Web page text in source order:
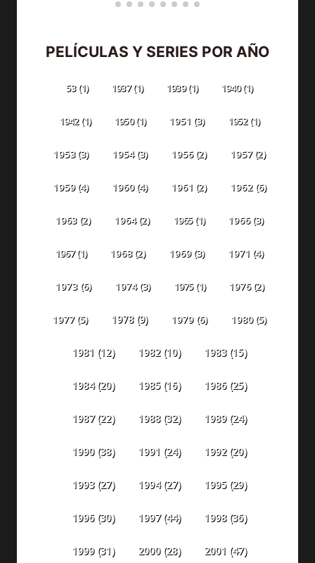
PELÍCULAS Y SERIES POR AÑO
53(1) 1937(1) 1939(1) 1940(1)
1942(1) 1950(1) 1951 (3) 1952(1)
1953(3) 1954(3) 1956(2) 1957(2)
1959(4) 1960(4) 1961 (2) 1962(6)
1963 (2) 1964(2) 1965(1) 1966(3)
1967(1) 1968(2) 1969(3) 1971 (4)
1973(6) 1974(3) 1975(1) 1976(2)
1977(5) 1978(9) 1979(6) 1980(5)
1981 (12) 1982(10) 1983(15)
1984(20) 1985(16) 1986(25)
1987(22) 1988(32) 1989(24)
1990(38) 1991 (24) 1992(20)
1993(27) 1994(27) 1995(29)
1996(30) 1997(44) 1998(36)
1999(31) 2000(28) 2001 (47)